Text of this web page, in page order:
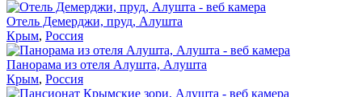
Отель Демерджи, пруд, Алушта
Крым, Россия
Панорама из отеля Алушта, Алушта
Крым, Россия